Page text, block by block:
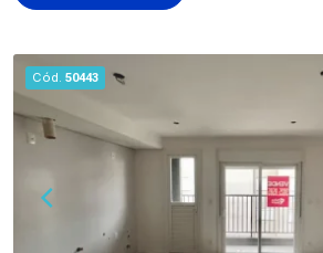
Cód. 50443